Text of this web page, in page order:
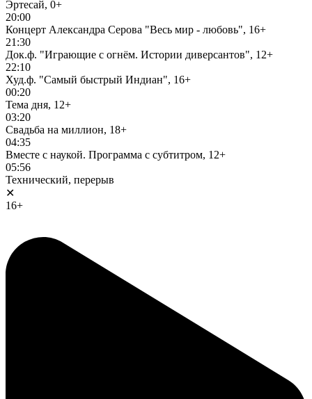
Эртесай, 0+
20:00
Концерт Александра Серова "Весь мир - любовь", 16+
21:30
Док.ф. "Играющие с огнём. Истории диверсантов", 12+
22:10
Худ.ф. "Самый быстрый Индиан", 16+
00:20
Тема дня, 12+
03:20
Свадьба на миллион, 18+
04:35
Вместе с наукой. Программа с субтитром, 12+
05:56
Технический, перерыв
✕
16+